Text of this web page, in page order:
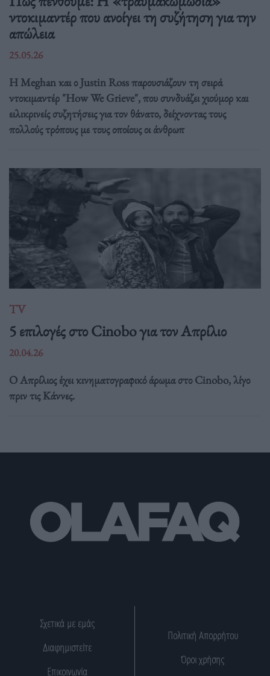
ντοκιμαντέρ που ανοίγει τη συζήτηση για την
απώλεια
25.05.26
Η Meghan και ο Justin Ross παρουσιάζουν τη σειρά
ντοκιμαντέρ "How We Grieve", που συνδυάζει χιούμορ και
ειλικρινείς συζητήσεις για τον θάνατο, δείχνοντας τους
πολλούς τρόπους με τους οποίους οι άνθρωπ
TV
5 επιλογές στο Cinobo για τον Απρίλιο
20.04.26
Ο Απρίλιος έχει κινηματογραφικό άρωμα στο Cinobo, λίγο
πριν τις Κάννες.
Σχετικά με εμάς
Διαφημιστείτε
Επικοινωνία
Πολιτική Απορρήτου
Όροι χρήσης